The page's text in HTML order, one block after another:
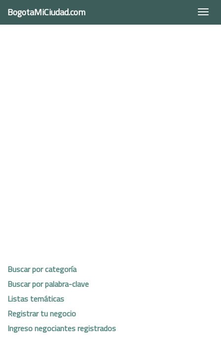
BogotaMiCiudad.com
Buscar por categoría
Buscar por palabra-clave
Listas temáticas
Registrar tu negocio
Ingreso negociantes registrados